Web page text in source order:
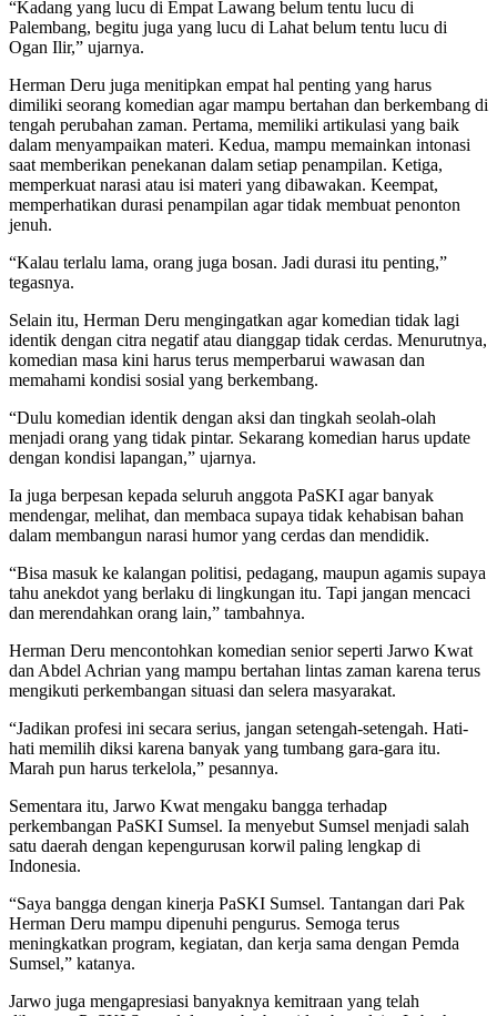
“Kadang yang lucu di Empat Lawang belum tentu lucu di
Palembang, begitu juga yang lucu di Lahat belum tentu lucu di
Ogan Ilir,” ujarnya.
Herman Deru juga menitipkan empat hal penting yang harus
dimiliki seorang komedian agar mampu bertahan dan berkembang di
tengah perubahan zaman. Pertama, memiliki artikulasi yang baik
dalam menyampaikan materi. Kedua, mampu memainkan intonasi
saat memberikan penekanan dalam setiap penampilan. Ketiga,
memperkuat narasi atau isi materi yang dibawakan. Keempat,
memperhatikan durasi penampilan agar tidak membuat penonton
jenuh.
“Kalau terlalu lama, orang juga bosan. Jadi durasi itu penting,”
tegasnya.
Selain itu, Herman Deru mengingatkan agar komedian tidak lagi
identik dengan citra negatif atau dianggap tidak cerdas. Menurutnya,
komedian masa kini harus terus memperbarui wawasan dan
memahami kondisi sosial yang berkembang.
“Dulu komedian identik dengan aksi dan tingkah seolah-olah
menjadi orang yang tidak pintar. Sekarang komedian harus update
dengan kondisi lapangan,” ujarnya.
Ia juga berpesan kepada seluruh anggota PaSKI agar banyak
mendengar, melihat, dan membaca supaya tidak kehabisan bahan
dalam membangun narasi humor yang cerdas dan mendidik.
“Bisa masuk ke kalangan politisi, pedagang, maupun agamis supaya
tahu anekdot yang berlaku di lingkungan itu. Tapi jangan mencaci
dan merendahkan orang lain,” tambahnya.
Herman Deru mencontohkan komedian senior seperti Jarwo Kwat
dan Abdel Achrian yang mampu bertahan lintas zaman karena terus
mengikuti perkembangan situasi dan selera masyarakat.
“Jadikan profesi ini secara serius, jangan setengah-setengah. Hati-
hati memilih diksi karena banyak yang tumbang gara-gara itu.
Marah pun harus terkelola,” pesannya.
Sementara itu, Jarwo Kwat mengaku bangga terhadap
perkembangan PaSKI Sumsel. Ia menyebut Sumsel menjadi salah
satu daerah dengan kepengurusan korwil paling lengkap di
Indonesia.
“Saya bangga dengan kinerja PaSKI Sumsel. Tantangan dari Pak
Herman Deru mampu dipenuhi pengurus. Semoga terus
meningkatkan program, kegiatan, dan kerja sama dengan Pemda
Sumsel,” katanya.
Jarwo juga mengapresiasi banyaknya kemitraan yang telah